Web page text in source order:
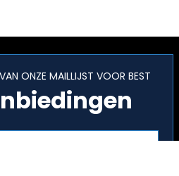
ONZE MAILLIJST VOOR BEST